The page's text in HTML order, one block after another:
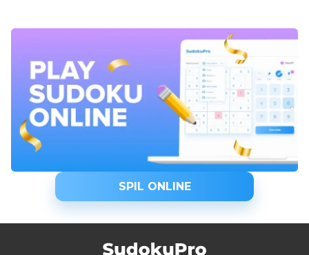
SPIL ONLINE